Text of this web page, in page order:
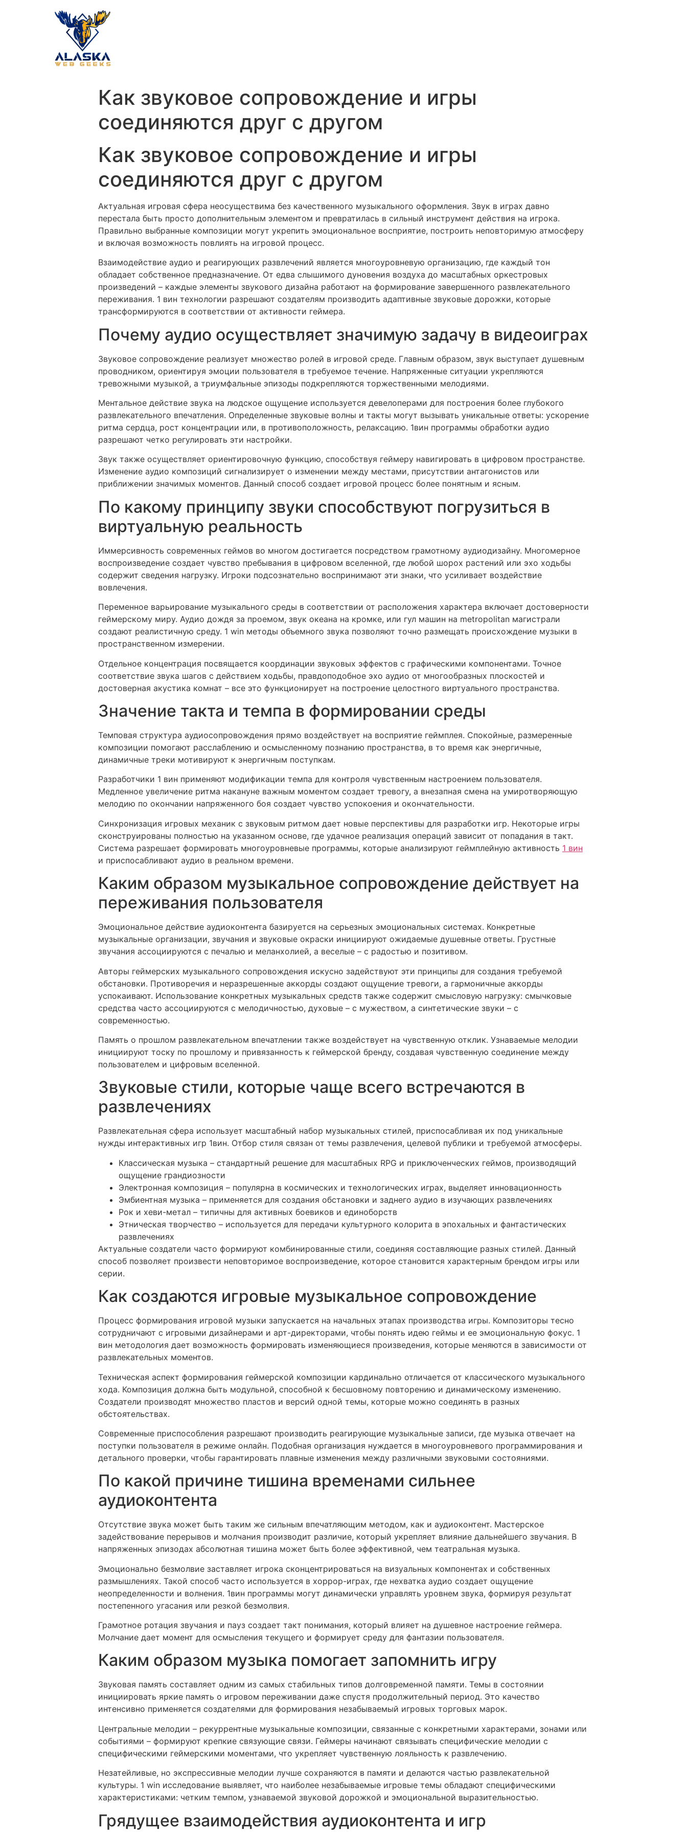
Как звуковое сопровождение и игры
соединяются друг с другом
Как звуковое сопровождение и игры
соединяются друг с другом
Актуальная игровая сфера неосуществима без качественного музыкального оформления. Звук в играх давно
перестала быть просто дополнительным элементом и превратилась в сильный инструмент действия на игрока.
Правильно выбранные композиции могут укрепить эмоциональное восприятие, построить неповторимую атмосферу
и включая возможность повлиять на игровой процесс.
Взаимодействие аудио и реагирующих развлечений является многоуровневую организацию, где каждый тон
обладает собственное предназначение. От едва слышимого дуновения воздуха до масштабных оркестровых
произведений – каждые элементы звукового дизайна работают на формирование завершенного развлекательного
переживания. 1 вин технологии разрешают создателям производить адаптивные звуковые дорожки, которые
трансформируются в соответствии от активности геймера.
Почему аудио осуществляет значимую задачу в видеоиграх
Звуковое сопровождение реализует множество ролей в игровой среде. Главным образом, звук выступает душевным
проводником, ориентируя эмоции пользователя в требуемое течение. Напряженные ситуации укрепляются
тревожными музыкой, а триумфальные эпизоды подкрепляются торжественными мелодиями.
Ментальное действие звука на людское ощущение используется девелоперами для построения более глубокого
развлекательного впечатления. Определенные звуковые волны и такты могут вызывать уникальные ответы: ускорение
ритма сердца, рост концентрации или, в противоположность, релаксацию. 1вин программы обработки аудио
разрешают четко регулировать эти настройки.
Звук также осуществляет ориентировочную функцию, способствуя геймеру навигировать в цифровом пространстве.
Изменение аудио композиций сигнализирует о изменении между местами, присутствии антагонистов или
приближении значимых моментов. Данный способ создает игровой процесс более понятным и ясным.
По какому принципу звуки способствуют погрузиться в
виртуальную реальность
Иммерсивность современных геймов во многом достигается посредством грамотному аудиодизайну. Многомерное
воспроизведение создает чувство пребывания в цифровом вселенной, где любой шорох растений или эхо ходьбы
содержит сведения нагрузку. Игроки подсознательно воспринимают эти знаки, что усиливает воздействие
вовлечения.
Переменное варьирование музыкального среды в соответствии от расположения характера включает достоверности
геймерскому миру. Аудио дождя за проемом, звук океана на кромке, или гул машин на metropolitan магистрали
создают реалистичную среду. 1 win методы объемного звука позволяют точно размещать происхождение музыки в
пространственном измерении.
Отдельное концентрация посвящается координации звуковых эффектов с графическими компонентами. Точное
соответствие звука шагов с действием ходьбы, правдоподобное эхо аудио от многообразных плоскостей и
достоверная акустика комнат – все это функционирует на построение целостного виртуального пространства.
Значение такта и темпа в формировании среды
Темповая структура аудиосопровождения прямо воздействует на восприятие геймплея. Спокойные, размеренные
композиции помогают расслаблению и осмысленному познанию пространства, в то время как энергичные,
динамичные треки мотивируют к энергичным поступкам.
Разработчики 1 вин применяют модификации темпа для контроля чувственным настроением пользователя.
Медленное увеличение ритма накануне важным моментом создает тревогу, а внезапная смена на умиротворяющую
мелодию по окончании напряженного боя создает чувство успокоения и окончательности.
Синхронизация игровых механик с звуковым ритмом дает новые перспективы для разработки игр. Некоторые игры
сконструированы полностью на указанном основе, где удачное реализация операций зависит от попадания в такт.
Система разрешает формировать многоуровневые программы, которые анализируют геймплейную активность 1 вин
и приспосабливают аудио в реальном времени.
Каким образом музыкальное сопровождение действует на
переживания пользователя
Эмоциональное действие аудиоконтента базируется на серьезных эмоциональных системах. Конкретные
музыкальные организации, звучания и звуковые окраски инициируют ожидаемые душевные ответы. Грустные
звучания ассоциируются с печалью и меланхолией, а веселые – с радостью и позитивом.
Авторы геймерских музыкального сопровождения искусно задействуют эти принципы для создания требуемой
обстановки. Противоречия и неразрешенные аккорды создают ощущение тревоги, а гармоничные аккорды
успокаивают. Использование конкретных музыкальных средств также содержит смысловую нагрузку: смычковые
средства часто ассоциируются с мелодичностью, духовые – с мужеством, а синтетические звуки – с
современностью.
Память о прошлом развлекательном впечатлении также воздействует на чувственную отклик. Узнаваемые мелодии
инициируют тоску по прошлому и привязанность к геймерской бренду, создавая чувственную соединение между
пользователем и цифровым вселенной.
Звуковые стили, которые чаще всего встречаются в
развлечениях
Развлекательная сфера использует масштабный набор музыкальных стилей, приспосабливая их под уникальные
нужды интерактивных игр 1вин. Отбор стиля связан от темы развлечения, целевой публики и требуемой атмосферы.
Классическая музыка – стандартный решение для масштабных RPG и приключенческих геймов, производящий
ощущение грандиозности
Электронная композиция – популярна в космических и технологических играх, выделяет инновационность
Эмбиентная музыка – применяется для создания обстановки и заднего аудио в изучающих развлечениях
Рок и хеви-метал – типичны для активных боевиков и единоборств
Этническая творчество – используется для передачи культурного колорита в эпохальных и фантастических
развлечениях
Актуальные создатели часто формируют комбинированные стили, соединяя составляющие разных стилей. Данный
способ позволяет произвести неповторимое воспроизведение, которое становится характерным брендом игры или
серии.
Как создаются игровые музыкальное сопровождение
Процесс формирования игровой музыки запускается на начальных этапах производства игры. Композиторы тесно
сотрудничают с игровыми дизайнерами и арт-директорами, чтобы понять идею геймы и ее эмоциональную фокус. 1
вин методология дает возможность формировать изменяющиеся произведения, которые меняются в зависимости от
развлекательных моментов.
Техническая аспект формирования геймерской композиции кардинально отличается от классического музыкального
хода. Композиция должна быть модульной, способной к бесшовному повторению и динамическому изменению.
Создатели производят множество пластов и версий одной темы, которые можно соединять в разных
обстоятельствах.
Современные приспособления разрешают производить реагирующие музыкальные записи, где музыка отвечает на
поступки пользователя в режиме онлайн. Подобная организация нуждается в многоуровневого программирования и
детального проверки, чтобы гарантировать плавные изменения между различными звуковыми состояниями.
По какой причине тишина временами сильнее
аудиоконтента
Отсутствие звука может быть таким же сильным впечатляющим методом, как и аудиоконтент. Мастерское
задействование перерывов и молчания производит различие, который укрепляет влияние дальнейшего звучания. В
напряженных эпизодах абсолютная тишина может быть более эффективной, чем театральная музыка.
Эмоционально безмолвие заставляет игрока сконцентрироваться на визуальных компонентах и собственных
размышлениях. Такой способ часто используется в хоррор-играх, где нехватка аудио создает ощущение
неопределенности и волнения. 1вин программы могут динамически управлять уровнем звука, формируя результат
постепенного угасания или резкой безмолвия.
Грамотное ротация звучания и пауз создает такт понимания, который влияет на душевное настроение геймера.
Молчание дает момент для осмысления текущего и формирует среду для фантазии пользователя.
Каким образом музыка помогает запомнить игру
Звуковая память составляет одним из самых стабильных типов долговременной памяти. Темы в состоянии
инициировать яркие память о игровом переживании даже спустя продолжительный период. Это качество
интенсивно применяется создателями для формирования незабываемый игровых торговых марок.
Центральные мелодии – рекуррентные музыкальные композиции, связанные с конкретными характерами, зонами или
событиями – формируют крепкие связующие связи. Геймеры начинают связывать специфические мелодии с
специфическими геймерскими моментами, что укрепляет чувственную лояльность к развлечению.
Незатейливые, но экспрессивные мелодии лучше сохраняются в памяти и делаются частью развлекательной
культуры. 1 win исследование выявляет, что наиболее незабываемые игровые темы обладают специфическими
характеристиками: четким темпом, узнаваемой звуковой дорожкой и эмоциональной выразительностью.
Грядущее взаимодействия аудиоконтента и игр